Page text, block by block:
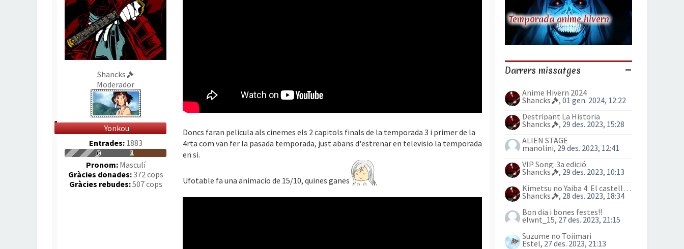
Shancks
Moderador
Yonkou
Entrades: 1883
0 1
Pronom:Masculí
Gràcies donades:372 cops
Gràcies rebudes:507 cops
Doncs faran pelicula als cinemes els 2 capitols finals de la temporada 3 i primer de la
4rta com van fer la pasada temporada, just abans d'estrenar en televisio la temporada
en si.
Ufotable fa una animacio de 15/10, quines ganes
Temporada anime hivern
Darrers missatges
Anime Hivern 2024
Shancks
, 01 gen. 2024, 12:22
Destripant La Historia
Shancks
, 29 des. 2023, 15:28
ALIEN STAGE
manolini, 29 des. 2023, 12:41
VIP Song: 3a edició
Shancks
, 29 des. 2023, 10:13
Kimetsu no Yaiba 4: El castell Infinit
Shancks
, 28 des. 2023, 18:34
Bon dia i bones festes!!
elwnt_15, 27 des. 2023, 21:15
Suzume no Tojimari
Estel, 27 des. 2023, 21:13